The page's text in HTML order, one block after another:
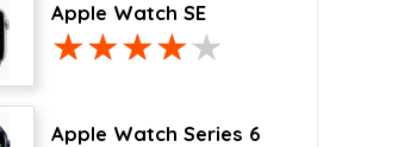
Apple Watch SE
Apple Watch Series 6